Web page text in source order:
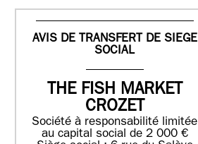
AVIS DE TRANSFERT DE SIEGE
SOCIAL
THE FISH MARKET
CROZET
Société à responsabilité limitée
au capital social de 2 000 €